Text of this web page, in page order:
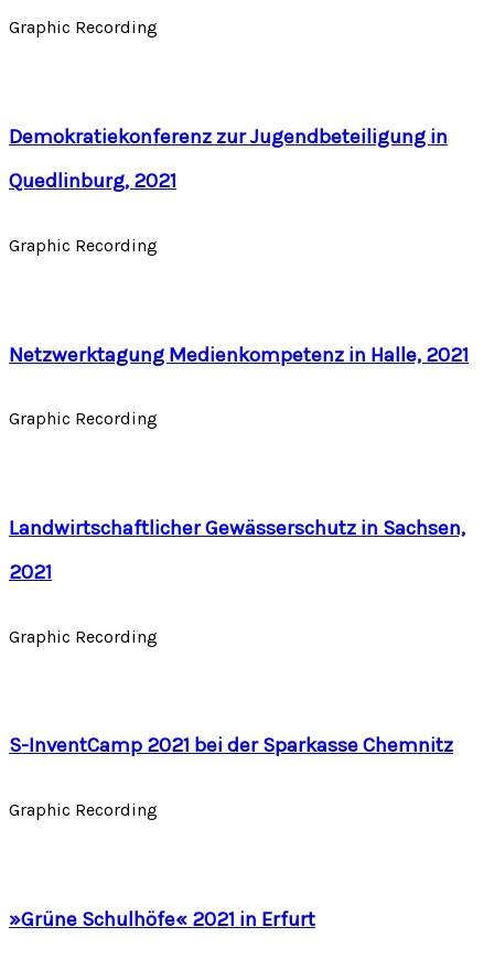
Graphic Recording
Demokratiekonferenz zur Jugendbeteiligung in
Quedlinburg, 2021
Graphic Recording
Netzwerktagung Medienkompetenz in Halle, 2021
Graphic Recording
Landwirtschaftlicher Gewässerschutz in Sachsen,
2021
Graphic Recording
S-InventCamp 2021 bei der Sparkasse Chemnitz
Graphic Recording
»Grüne Schulhöfe« 2021 in Erfurt